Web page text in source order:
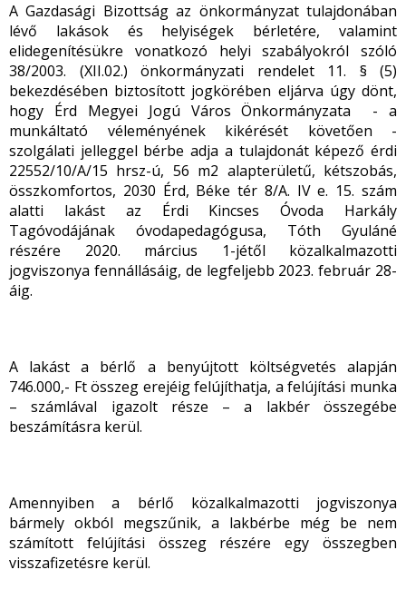
A Gazdasági Bizottság az önkormányzat tulajdonában
lévő lakások és helyiségek bérletére, valamint
elidegenítésükre vonatkozó helyi szabályokról szóló
38/2003. (XII.02.) önkormányzati rendelet 11. § (5)
bekezdésében biztosított jogkörében eljárva úgy dönt,
hogy Érd Megyei Jogú Város Önkormányzata - a
munkáltató véleményének kikérését követően -
szolgálati jelleggel bérbe adja a tulajdonát képező érdi
22552/10/A/15 hrsz-ú, 56 m2 alapterületű, kétszobás,
összkomfortos, 2030 Érd, Béke tér 8/A. IV e. 15. szám
alatti lakást az Érdi Kincses Óvoda Harkály
Tagóvodájának óvodapedagógusa, Tóth Gyuláné
részére 2020. március 1-jétől közalkalmazotti
jogviszonya fennállásáig, de legfeljebb 2023. február 28-
áig.
A lakást a bérlő a benyújtott költségvetés alapján
746.000,- Ft összeg erejéig felújíthatja, a felújítási munka
– számlával igazolt része – a lakbér összegébe
beszámításra kerül.
Amennyiben a bérlő közalkalmazotti jogviszonya
bármely okból megszűnik, a lakbérbe még be nem
számított felújítási összeg részére egy összegben
visszafizetésre kerül.